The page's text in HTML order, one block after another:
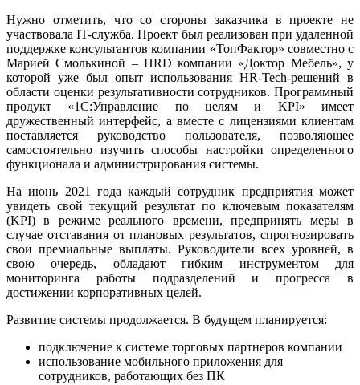
Нужно отметить, что со стороны заказчика в проекте не
участвовала IT-служба. Проект был реализован при удаленной
поддержке консультантов компании «ТопФактор» совместно с
Марией Смолькиной – HRD компании «Доктор Мебель», у
которой уже был опыт использования HR-Tech-решений в
области оценки результативности сотрудников. Программный
продукт «1С:Управление по целям и KPI» имеет
дружественный интерфейс, а вместе с лицензиями клиентам
поставляется руководство пользователя, позволяющее
самостоятельно изучить способы настройки определенного
функционала и администрирования системы.
На июнь 2021 года каждый сотрудник предприятия может
увидеть свой текущий результат по ключевым показателям
(KPI) в режиме реального времени, предпринять меры в
случае отставания от плановых результатов, спрогнозировать
свои премиальные выплаты. Руководители всех уровней, в
свою очередь, обладают гибким инструментом для
мониторинга работы подразделений и прогресса в
достижении корпоративных целей.
Развитие системы продолжается. В будущем планируется:
подключение к системе торговых партнеров компании
использование мобильного приложения для
сотрудников, работающих без ПК